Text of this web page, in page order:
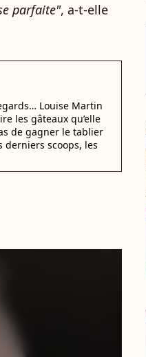
parfaite", a-t-elle
Louise Martin
les gâteaux qu’elle
de gagner le tablier
derniers scoops, les